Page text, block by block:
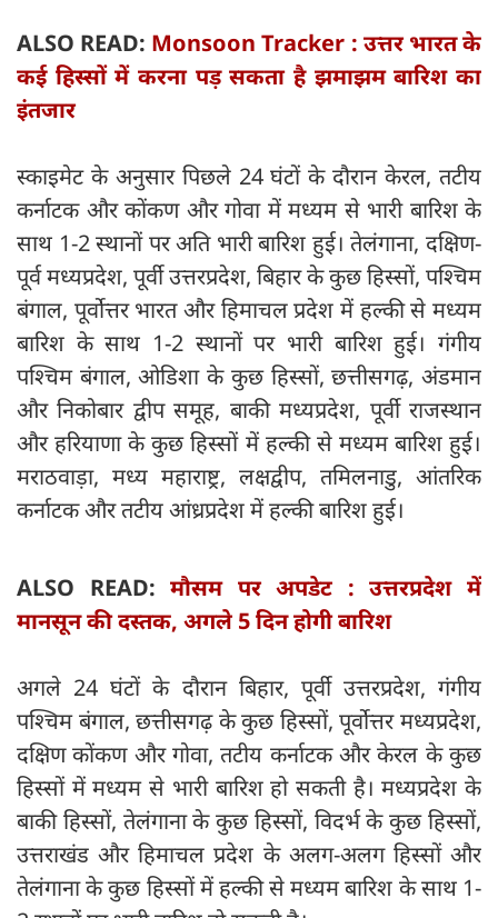
ALSO READ: Monsoon Tracker : उत्तर भारत के
कई हिस्सों में करना पड़ सकता है झमाझम बारिश का
इंतजार
स्काइमेट के अनुसार पिछले 24 घंटों के दौरान केरल, तटीय
कर्नाटक और कोंकण और गोवा में मध्यम से भारी बारिश के
साथ 1-2 स्थानों पर अति भारी बारिश हुई। तेलंगाना, दक्षिण-
पूर्व मध्यप्रदेश, पूर्वी उत्तरप्रदेश, बिहार के कुछ हिस्सों, पश्चिम
बंगाल, पूर्वोत्तर भारत और हिमाचल प्रदेश में हल्की से मध्यम
बारिश के साथ 1-2 स्थानों पर भारी बारिश हुई। गंगीय
पश्चिम बंगाल, ओडिशा के कुछ हिस्सों, छत्तीसगढ़, अंडमान
और निकोबार द्वीप समूह, बाकी मध्यप्रदेश, पूर्वी राजस्थान
और हरियाणा के कुछ हिस्सों में हल्की से मध्यम बारिश हुई।
मराठवाड़ा, मध्य महाराष्ट्र, लक्षद्वीप, तमिलनाडु, आंतरिक
कर्नाटक और तटीय आंध्रप्रदेश में हल्की बारिश हुई।
ALSO READ:मौसम पर अपडेट : उत्तरप्रदेश में
मानसून की दस्तक, अगले 5 दिन होगी बारिश
अगले 24 घंटों के दौरान बिहार, पूर्वी उत्तरप्रदेश, गंगीय
पश्चिम बंगाल, छत्तीसगढ़ के कुछ हिस्सों, पूर्वोत्तर मध्यप्रदेश,
दक्षिण कोंकण और गोवा, तटीय कर्नाटक और केरल के कुछ
हिस्सों में मध्यम से भारी बारिश हो सकती है। मध्यप्रदेश के
बाकी हिस्सों, तेलंगाना के कुछ हिस्सों, विदर्भ के कुछ हिस्सों,
उत्तराखंड और हिमाचल प्रदेश के अलग-अलग हिस्सों और
तेलंगाना के कुछ हिस्सों में हल्की से मध्यम बारिश के साथ 1-